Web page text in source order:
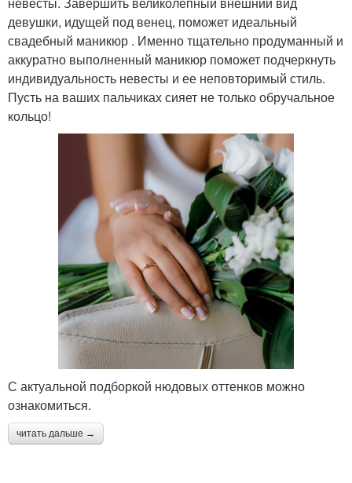
девушки, идущей под венец, поможет идеальный
свадебный маникюр . Именно тщательно продуманный и
аккуратно выполненный маникюр поможет подчеркнуть
индивидуальность невесты и ее неповторимый стиль.
Пусть на ваших пальчиках сияет не только обручальное
кольцо!
С актуальной подборкой нюдовых оттенков можно
ознакомиться.
читать дальше →